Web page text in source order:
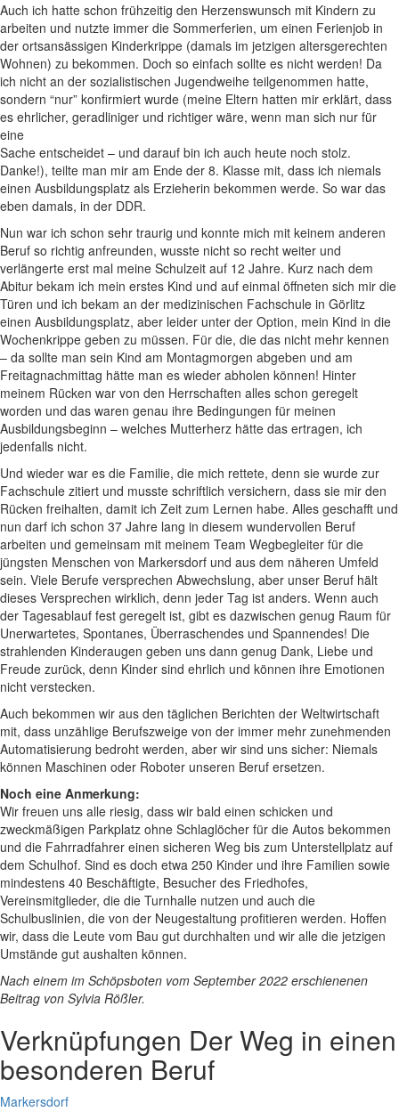
Auch ich hatte schon frühzeitig den Herzenswunsch mit Kindern zu
arbeiten und nutzte immer die Sommerferien, um einen Ferienjob in
der ortsansässigen Kinderkrippe (damals im jetzigen altersgerechten
Wohnen) zu bekommen. Doch so einfach sollte es nicht werden! Da
ich nicht an der sozialistischen Jugendweihe teilgenommen hatte,
sondern “nur” konfirmiert wurde (meine Eltern hatten mir erklärt, dass
es ehrlicher, geradliniger und richtiger wäre, wenn man sich nur für
eine
Sache entscheidet – und darauf bin ich auch heute noch stolz.
Danke!), teilte man mir am Ende der 8. Klasse mit, dass ich niemals
einen Ausbildungsplatz als Erzieherin bekommen werde. So war das
eben damals, in der DDR.
Nun war ich schon sehr traurig und konnte mich mit keinem anderen
Beruf so richtig anfreunden, wusste nicht so recht weiter und
verlängerte erst mal meine Schulzeit auf 12 Jahre. Kurz nach dem
Abitur bekam ich mein erstes Kind und auf einmal öffneten sich mir die
Türen und ich bekam an der medizinischen Fachschule in Görlitz
einen Ausbildungsplatz, aber leider unter der Option, mein Kind in die
Wochenkrippe geben zu müssen. Für die, die das nicht mehr kennen
– da sollte man sein Kind am Montagmorgen abgeben und am
Freitagnachmittag hätte man es wieder abholen können! Hinter
meinem Rücken war von den Herrschaften alles schon geregelt
worden und das waren genau ihre Bedingungen für meinen
Ausbildungsbeginn – welches Mutterherz hätte das ertragen, ich
jedenfalls nicht.
Und wieder war es die Familie, die mich rettete, denn sie wurde zur
Fachschule zitiert und musste schriftlich versichern, dass sie mir den
Rücken freihalten, damit ich Zeit zum Lernen habe. Alles geschafft und
nun darf ich schon 37 Jahre lang in diesem wundervollen Beruf
arbeiten und gemeinsam mit meinem Team Wegbegleiter für die
jüngsten Menschen von Markersdorf und aus dem näheren Umfeld
sein. Viele Berufe versprechen Abwechslung, aber unser Beruf hält
dieses Versprechen wirklich, denn jeder Tag ist anders. Wenn auch
der Tagesablauf fest geregelt ist, gibt es dazwischen genug Raum für
Unerwartetes, Spontanes, Überraschendes und Spannendes! Die
strahlenden Kinderaugen geben uns dann genug Dank, Liebe und
Freude zurück, denn Kinder sind ehrlich und können ihre Emotionen
nicht verstecken.
Auch bekommen wir aus den täglichen Berichten der Weltwirtschaft
mit, dass unzählige Berufszweige von der immer mehr zunehmenden
Automatisierung bedroht werden, aber wir sind uns sicher: Niemals
können Maschinen oder Roboter unseren Beruf ersetzen.
Noch eine Anmerkung:
Wir freuen uns alle riesig, dass wir bald einen schicken und
zweckmäßigen Parkplatz ohne Schlaglöcher für die Autos bekommen
und die Fahrradfahrer einen sicheren Weg bis zum Unterstellplatz auf
dem Schulhof. Sind es doch etwa 250 Kinder und ihre Familien sowie
mindestens 40 Beschäftigte, Besucher des Friedhofes,
Vereinsmitglieder, die die Turnhalle nutzen und auch die
Schulbuslinien, die von der Neugestaltung profitieren werden. Hoffen
wir, dass die Leute vom Bau gut durchhalten und wir alle die jetzigen
Umstände gut aushalten können.
Nach einem im Schöpsboten vom September 2022 erschienenen
Beitrag von Sylvia Rößler.
Verknüpfungen Der Weg in einen
besonderen Beruf
Markersdorf